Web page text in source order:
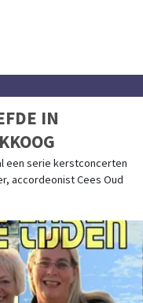
IN
een serie kerstconcerten
accordeonist Cees Oud